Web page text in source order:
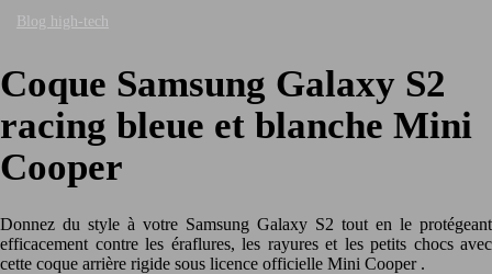
Blog high-tech
Coque Samsung Galaxy S2
racing bleue et blanche Mini
Cooper
Donnez du style à votre Samsung Galaxy S2 tout en le protégeant
efficacement contre les éraflures, les rayures et les petits chocs avec
cette coque arrière rigide sous licence officielle Mini Cooper .